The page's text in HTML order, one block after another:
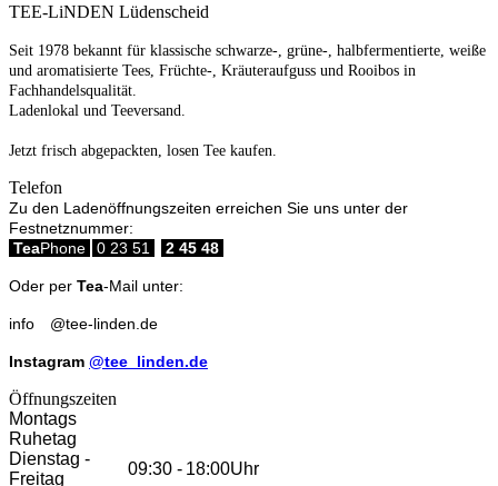
TEE-LiNDEN Lüdenscheid
Seit 1978 bekannt für klassische schwarze-, grüne-, halbfermentierte, weiße
und aromatisierte Tees, Früchte-, Kräuteraufguss und Rooibos in
Fachhandelsqualität.
Ladenlokal und Teeversand.
Jetzt frisch abgepackten, losen Tee kaufen.
Telefon
Zu den Ladenöffnungszeiten erreichen Sie uns unter der
Festnetznummer:
TeaPhone 0 23 51 2 45 48
Oder per Tea-Mail unter:
info @tee-linden.de
Instagram @tee_linden.de
Öffnungszeiten
Montags
Ruhetag
Dienstag -
Freitag
09:30 - 18:00Uhr